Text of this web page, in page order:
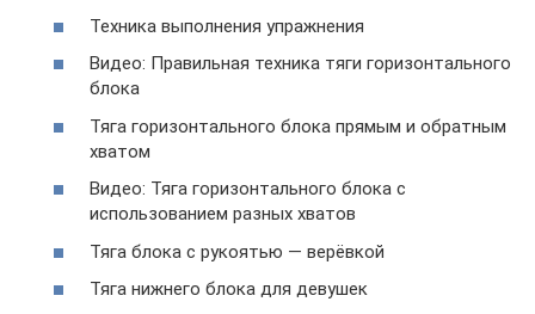
Техника выполнения упражнения
Видео: Правильная техника тяги горизонтального
блока
Тяга горизонтального блока прямым и обратным
хватом
Видео: Тяга горизонтального блока с
использованием разных хватов
Тяга блока с рукоятью — верёвкой
Тяга нижнего блока для девушек